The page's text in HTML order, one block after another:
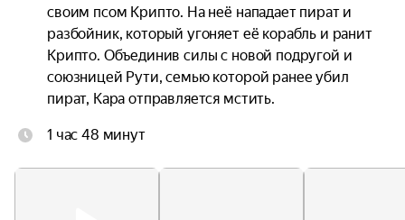
своим псом Крипто. На неё нападает пират и
разбойник, который угоняет её корабль и ранит
Крипто. Объединив силы с новой подругой и
союзницей Рути, семью которой ранее убил
пират, Кара отправляется мстить.
1 час 48 минут